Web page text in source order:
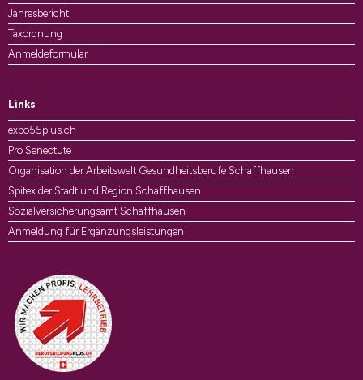
Jahresbericht
Taxordnung
Anmeldeformular
Links
expo55plus.ch
Pro Senectute
Organisation der Arbeitswelt Gesundheitsberufe Schaffhausen
Spitex der Stadt und Region Schaffhausen
Sozialversicherungsamt Schaffhausen
Anmeldung für Ergänzungsleistungen
Auszeichnungen